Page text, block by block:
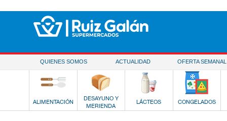
QUIENES SOMOS ACTUALIDAD OFERTA SEMANAL
ALIMENTACIÓN
DESAYUNO Y
MERIENDA
LÁCTEOS CONGELADOS